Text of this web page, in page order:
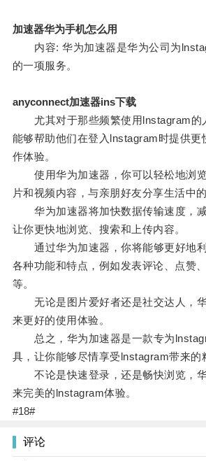
加速器华为手机怎么用
内容: 华为加速器是华为公司为
的一项服务。
anyconnect加速器ins下载
尤其对于那些频繁使用lnstagram的
能够帮助他们在登入lnstagram时提供更
作体验。
使用华为加速器，你可以轻松地浏
片和视频内容，与亲朋好友分享生活中的
华为加速器将加快数据传输速度，减
让你更快地浏览、搜索和上传内容。
通过华为加速器，你将能够更好地
各种功能和特点，例如发表评论、点赞
等。
无论是图片爱好者还是社交达人，
来更好的使用体验。
总之，华为加速器是一款专为
具，让你能够尽情享受lnstagram带来的
不论是快速登录，还是畅快浏览，
来完美的lnstagram体验。
#18#
评论